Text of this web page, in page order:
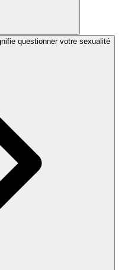
questionner votre sexualité